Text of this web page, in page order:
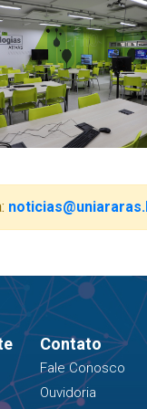
Contato
Fale Conosco
Ouvidoria